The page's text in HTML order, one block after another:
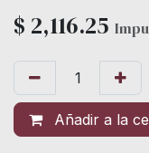
$ 2,116.25
Añadir a la